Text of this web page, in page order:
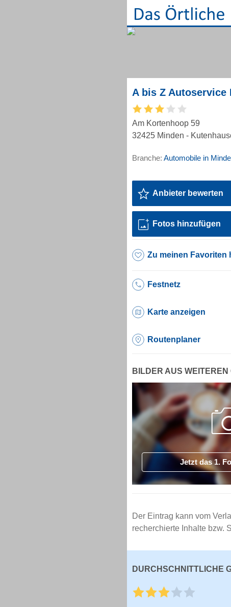
A bis Z Autoservice
Am Kortenhoop 59
32425 Minden -
Branche: Automobile in
Anbieter bewerten
Fotos hinzufügen
Zu meinen Favoriten
Festnetz
Karte anzeigen
Routenplaner
BILDER AUS WEITEREN
Jetzt das 1.
Der Eintrag kann vom
recherchierte Inhalte bzw.
DURCHSCHNITTLICHE